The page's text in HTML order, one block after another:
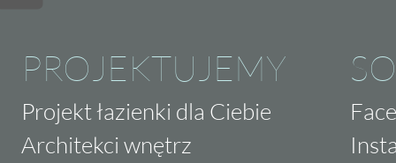
PROJEKTUJEMY
Projekt łazienki dla Ciebie
Architekci wnętrz